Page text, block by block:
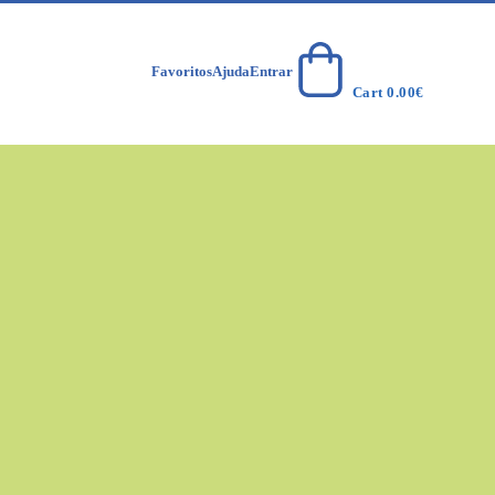
FavoritosAjudaEntrar
Cart0.00€